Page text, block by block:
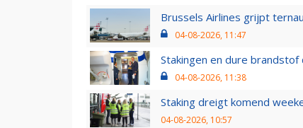
Brussels Airlines grijpt
04-08-2026, 11:47
Stakingen en dure
04-08-2026, 11:38
Staking dreigt komend
04-08-2026, 10:57